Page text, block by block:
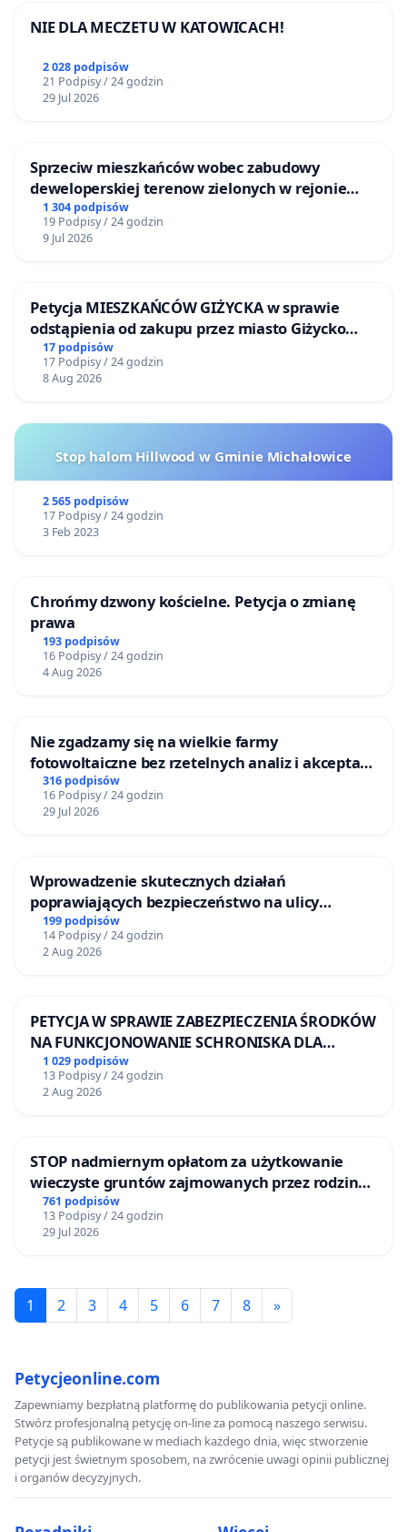
NIE DLA MECZETU W KATOWICACH!
2 028 podpisów
21 Podpisy / 24 godzin
29 Jul 2026
Sprzeciw mieszkańców wobec zabudowy
deweloperskiej terenow zielonych w rejonie
Bulwarów Straceńskich w Bielsku-Białej
1 304 podpisów
19 Podpisy / 24 godzin
9 Jul 2026
Petycja MIESZKAŃCÓW GIŻYCKA w sprawie
odstąpienia od zakupu przez miasto Giżycko
nieruchomości położonej nad jeziorem Niegocin
17 podpisów
17 Podpisy / 24 godzin
8 Aug 2026
Stop halom Hillwood w Gminie Michałowice
2 565 podpisów
17 Podpisy / 24 godzin
3 Feb 2023
Chrońmy dzwony kościelne. Petycja o zmianę
prawa
193 podpisów
16 Podpisy / 24 godzin
4 Aug 2026
Nie zgadzamy się na wielkie farmy
fotowoltaiczne bez rzetelnych analiz i akceptacji
mieszkańców
316 podpisów
16 Podpisy / 24 godzin
29 Jul 2026
Wprowadzenie skutecznych działań
poprawiających bezpieczeństwo na ulicy
Żeromskiego w Otwocku
199 podpisów
14 Podpisy / 24 godzin
2 Aug 2026
PETYCJA W SPRAWIE ZABEZPIECZENIA ŚRODKÓW
NA FUNKCJONOWANIE SCHRONISKA DLA
BEZDOMNYCH ZWIERZĄT W SKARYSZEWIE
1 029 podpisów
13 Podpisy / 24 godzin
2 Aug 2026
STOP nadmiernym opłatom za użytkowanie
wieczyste gruntów zajmowanych przez rodzinne
ogrody działkowe.
761 podpisów
13 Podpisy / 24 godzin
29 Jul 2026
1 2 3 4 5 6 7 8 »
Petycjeonline.com
Zapewniamy bezpłatną platformę do publikowania petycji online.
Stwórz profesjonalną petycję on-line za pomocą naszego serwisu.
Petycje są publikowane w mediach każdego dnia, więc stworzenie
petycji jest świetnym sposobem, na zwrócenie uwagi opinii publicznej
i organów decyzyjnych.